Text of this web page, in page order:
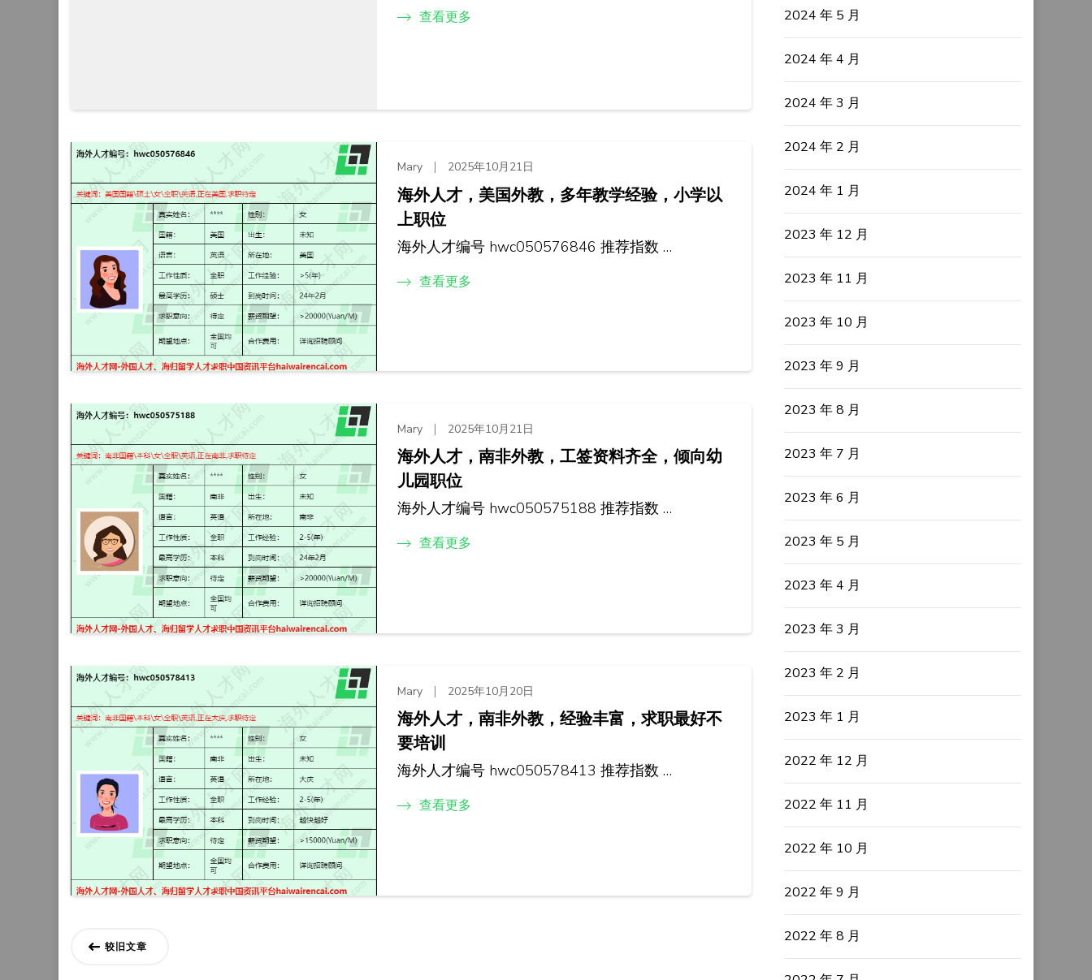
查看更多
Mary 2025年10月21日
海外人才，美国外教，多年教学经验，小学以
上职位
海外人才编号 hwc050576846 推荐指数 …
查看更多
Mary 2025年10月21日
海外人才，南非外教，工签资料齐全，倾向幼
儿园职位
海外人才编号 hwc050575188 推荐指数 …
查看更多
Mary 2025年10月20日
海外人才，南非外教，经验丰富，求职最好不
要培训
海外人才编号 hwc050578413 推荐指数 …
查看更多
文
较旧文章
2024 年 5 月
2024 年 4 月
2024 年 3 月
2024 年 2 月
2024 年 1 月
2023 年 12 月
2023 年 11 月
2023 年 10 月
2023 年 9 月
2023 年 8 月
2023 年 7 月
2023 年 6 月
2023 年 5 月
2023 年 4 月
2023 年 3 月
2023 年 2 月
2023 年 1 月
2022 年 12 月
2022 年 11 月
2022 年 10 月
2022 年 9 月
2022 年 8 月